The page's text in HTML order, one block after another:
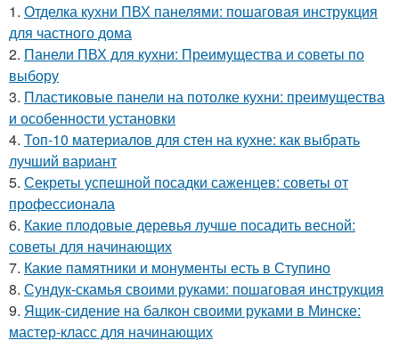
1. Отделка кухни ПВХ панелями: пошаговая инструкция
для частного дома
2. Панели ПВХ для кухни: Преимущества и советы по
выбору
3. Пластиковые панели на потолке кухни: преимущества
и особенности установки
4. Топ-10 материалов для стен на кухне: как выбрать
лучший вариант
5. Секреты успешной посадки саженцев: советы от
профессионала
6. Какие плодовые деревья лучше посадить весной:
советы для начинающих
7. Какие памятники и монументы есть в Ступино
8. Сундук-скамья своими руками: пошаговая инструкция
9. Ящик-сидение на балкон своими руками в Минске:
мастер-класс для начинающих